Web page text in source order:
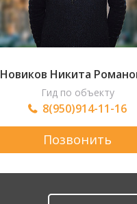
Новиков Никита
Гид по объекту
8(950)914-11-16
Позвонить